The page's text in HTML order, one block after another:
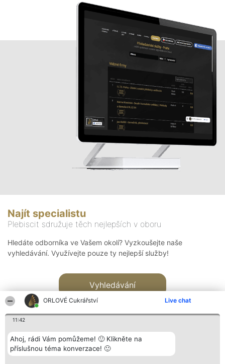
ORLOVÉ Cukrářství Live chat
11:42
Ahoj, rádi Vám pomůžeme! 🙂 Klikněte na
příslušnou téma konverzace! 🙂
Najít specialistu
Plebiscit sdružuje těch nejlepších v oboru
Hledáte odborníka ve Vašem okolí? Vyzkoušejte naše
vyhledávání. Využívejte pouze ty nejlepší služby!
Vyhledávání